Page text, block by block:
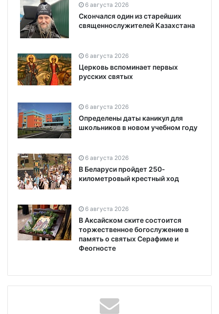
6 августа 2026
Скончался один из старейших
священнослужителей Казахстана
6 августа 2026
Церковь вспоминает первых
русских святых
6 августа 2026
Определены даты каникул для
школьников в новом учебном году
6 августа 2026
В Беларуси пройдет 250-
километровый крестный ход
6 августа 2026
В Аксайском ските состоится
торжественное богослужение в
память о святых Серафиме и
Феогносте